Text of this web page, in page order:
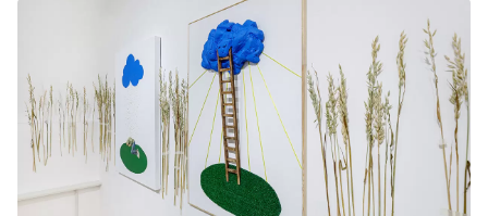
фильмов из 30 стран, большинство из которых в России
показывают впервые. «Сноб» выбрал шесть историй,
которые заставляют сомневаться, удивляться и спорить